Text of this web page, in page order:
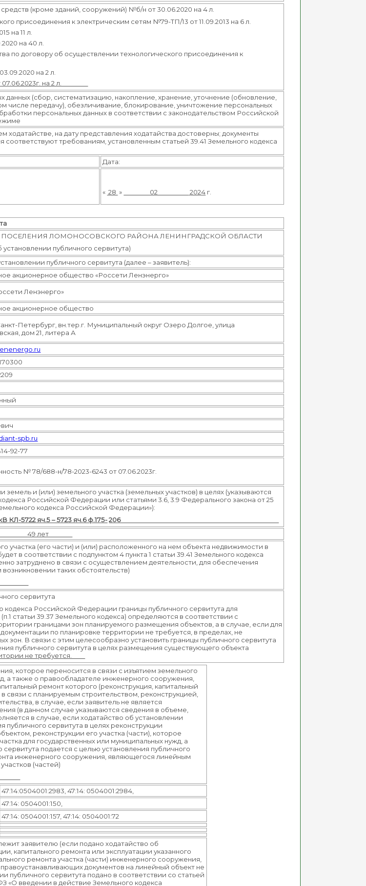
(кроме зданий, сооружений) №б/н от 30.06.2020 на 4 л.
присоединения к электрическим сетям №79-ТП/13 от 11.09.2013 на 6 л.
на 11 л.
на 40 л.
по договору об осуществлении технологического присоединения к
на 2 л.
07.06.2023г. на 2 л.
(сбор, систематизацию, накопление, хранение, уточнение (обновление,
числе передачу), обезличивание, блокирование, уничтожение персональных
персональных данных в соответствии с законодательством Российской
на дату представления ходатайства достоверны; документы
требованиям, установленным статьей 39.41 Земельного кодекса
Дата:
« 28 » 02 2024 г.
ЛОМОНОСОВСКОГО РАЙОНА ЛЕНИНГРАДСКОЙ ОБЛАСТИ
публичного сервитута)
публичного сервитута (далее – заявитель):
акционерное общество «Россети Ленэнерго»
Ленэнерго»
акционерное общество
Петербург, вн.тер.г. Муниципальный округ Озеро Долгое, улица
дом 21, литера А
spb.ru
92-77
№ 78/688-н/78-2023-6243 от 07.06.2023г.
и (или) земельного участка (земельных участков) в целях (указываются
Российской Федерации или статьями 3.6, 3.9 Федерального закона от 25
кодекса Российской Федерации»):
КЛ-5722 яч.5 – 5723 яч.6 ф.175- 206
лет
участка (его части) и (или) расположенного на нем объекта недвижимости в
в соответствии с подпунктом 4 пункта 1 статьи 39.41 Земельного кодекса
затруднено в связи с осуществлением деятельности, для обеспечения
таких обстоятельств)
сервитута
кодекса Российской Федерации границы публичного сервитута для
1 статьи 39.37 Земельного кодекса) определяются в соответствии с
границами зон планируемого размещения объектов, а в случае, если для
по планировке территории не требуется, в пределах, не
В связи с этим целесообразно установить границы публичного сервитута
публичного сервитута в целях размещения существующего объекта
не требуется.
которое переносится в связи с изъятием земельного
а также о правообладателе инженерного сооружения,
ремонт которого (реконструкция, капитальный
связи с планируемым строительством, реконструкцией,
в случае, если заявитель не является
(в данном случае указываются сведения в объеме,
в случае, если ходатайство об установлении
публичного сервитута в целях реконструкции
реконструкции его участка (части), которое
для государственных или муниципальных нужд, а
подается с целью установления публичного
инженерного сооружения, являющегося линейным
(частей)
47:14:0504001:2983, 47:14: 0504001:2984,
47:14: 0504001:150,
47:14: 0504001:157, 47:14: 0504001:72
заявителю (если подано ходатайство об
капитального ремонта или эксплуатации указанного
ремонта участка (части) инженерного сооружения,
документов на линейный объект не
публичного сервитута подано в соответствии со статьей
«О введении в действие Земельного кодекса